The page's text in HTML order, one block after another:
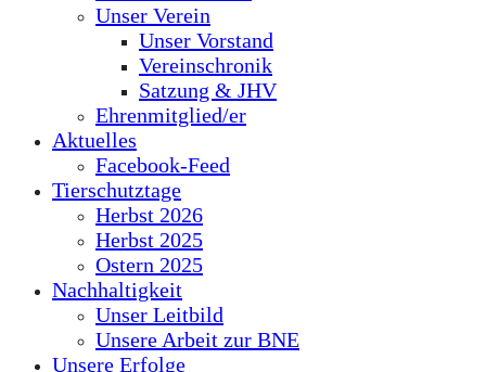
Unser Verein
Unser Vorstand
Vereinschronik
Satzung & JHV
Ehrenmitglied/er
Aktuelles
Facebook-Feed
Tierschutztage
Herbst 2026
Herbst 2025
Ostern 2025
Nachhaltigkeit
Unser Leitbild
Unsere Arbeit zur BNE
Unsere Erfolge